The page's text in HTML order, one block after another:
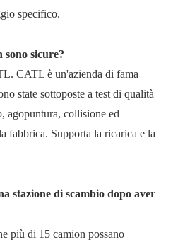
specifico.
sono sicure?
CATL è un'azienda di fama
state sottoposte a test di qualità
agopuntura, collisione ed
fabbrica. Supporta la ricarica e la
stazione di scambio dopo aver
più di 15 camion possano